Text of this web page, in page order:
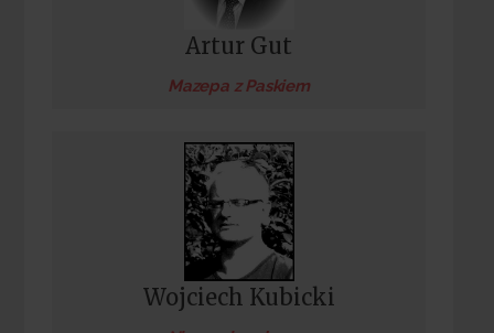
Artur Gut
Mazepa z Paskiem
Wojciech Kubicki